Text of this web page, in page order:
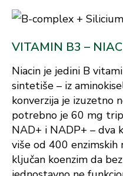
VITAMIN B3 –
Niacin je jedini B
sintetiše – iz
konverzija je izuzetno
potrebno je 60 mg
NAD+ i NADP+ – dva
više od 400 enzimskih
ključan koenzim da